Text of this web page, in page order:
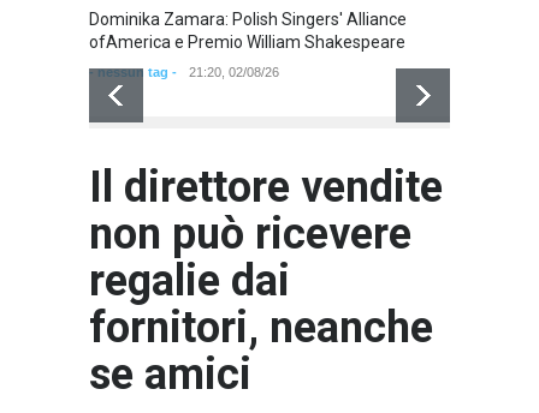
Dominika Zamara: Polish Singers' Alliance
ofAmerica e Premio William Shakespeare
- nessun tag - 21:20, 02/08/26
Il direttore vendite
non può ricevere
regalie dai
fornitori, neanche
se amici